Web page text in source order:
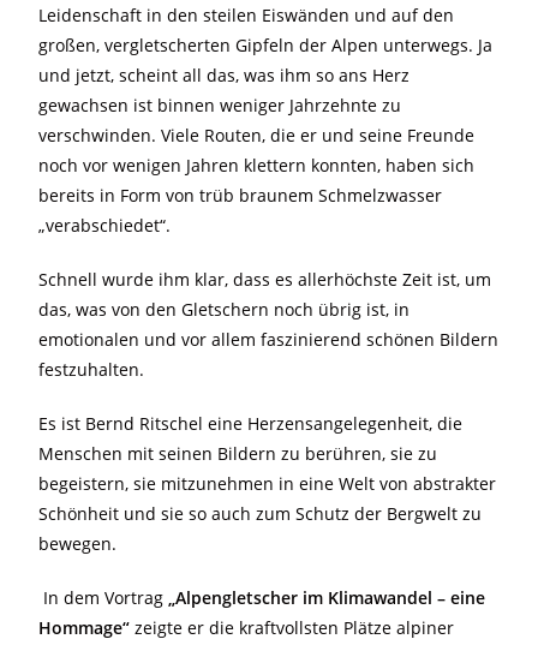
Leidenschaft in den steilen Eiswänden und auf den
großen, vergletscherten Gipfeln der Alpen unterwegs. Ja
und jetzt, scheint all das, was ihm so ans Herz
gewachsen ist binnen weniger Jahrzehnte zu
verschwinden. Viele Routen, die er und seine Freunde
noch vor wenigen Jahren klettern konnten, haben sich
bereits in Form von trüb braunem Schmelzwasser
„verabschiedet“.
Schnell wurde ihm klar, dass es allerhöchste Zeit ist, um
das, was von den Gletschern noch übrig ist, in
emotionalen und vor allem faszinierend schönen Bildern
festzuhalten.
Es ist Bernd Ritschel eine Herzensangelegenheit, die
Menschen mit seinen Bildern zu berühren, sie zu
begeistern, sie mitzunehmen in eine Welt von abstrakter
Schönheit und sie so auch zum Schutz der Bergwelt zu
bewegen.
In dem Vortrag„Alpengletscher im Klimawandel – eine
Hommage“zeigte er die kraftvollsten Plätze alpiner